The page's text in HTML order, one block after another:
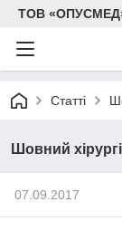
ТОВ
Статті
Шовний
07.09.2017